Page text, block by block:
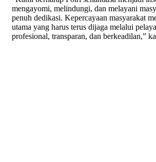
mengayomi, melindungi, dan melayani
penuh dedikasi. Kepercayaan masyarakat
utama yang harus terus dijaga melalui
profesional, transparan, dan berkeadilan,”